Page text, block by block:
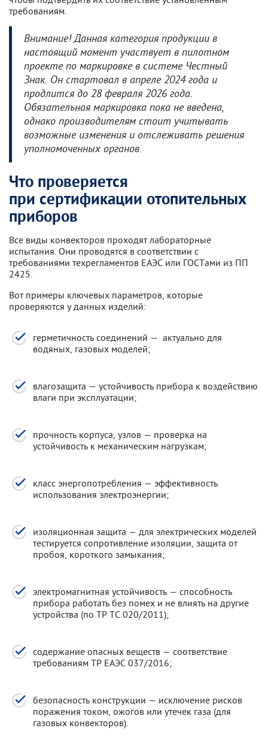
требованиям.
Внимание! Данная категория продукции в
настоящий момент участвует в пилотном
проекте по маркировке в системе Честный
Знак. Он стартовал в апреле 2024 года и
продлится до 28 февраля 2026 года.
Обязательная маркировка пока не введена,
однако производителям стоит учитывать
возможные изменения и отслеживать решения
уполномоченных органов.
Что проверяется
при сертификации отопительных
приборов
Все виды конвекторов проходят лабораторные
испытания. Они проводятся в соответствии с
требованиями техрегламентов ЕАЭС или ГОСТами из ПП
2425.
Вот примеры ключевых параметров, которые
проверяются у данных изделий:
герметичность соединений — актуально для
водяных, газовых моделей;
влагозащита — устойчивость прибора к воздействию
влаги при эксплуатации;
прочность корпуса, узлов — проверка на
устойчивость к механическим нагрузкам;
класс энергопотребления — эффективность
использования электроэнергии;
изоляционная защита — для электрических моделей
тестируется сопротивление изоляции, защита от
пробоя, короткого замыкания;
электромагнитная устойчивость — способность
прибора работать без помех и не влиять на другие
устройства (по ТР ТС 020/2011);
содержание опасных веществ — соответствие
требованиям ТР ЕАЭС 037/2016;
безопасность конструкции — исключение рисков
поражения током, ожогов или утечек газа (для
газовых конвекторов).